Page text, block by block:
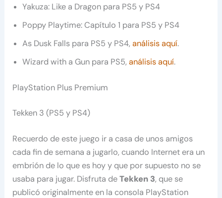
Yakuza: Like a Dragon para PS5 y PS4
Poppy Playtime: Capítulo 1 para PS5 y PS4
As Dusk Falls para PS5 y PS4,análisis aquí.
Wizard with a Gun para PS5,análisis aquí.
PlayStation Plus Premium
Tekken 3 (PS5 y PS4)
Recuerdo de este juego ir a casa de unos amigos
cada fin de semana a jugarlo, cuando Internet era un
embrión de lo que es hoy y que por supuesto no se
usaba para jugar. Disfruta deTekken 3, que se
publicó originalmente en la consola PlayStation